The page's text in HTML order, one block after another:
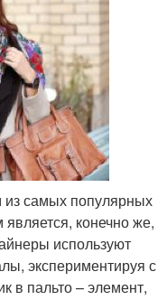
самых популярных
конечно же,
используют
экспериментируя с
в пальто – элемент,